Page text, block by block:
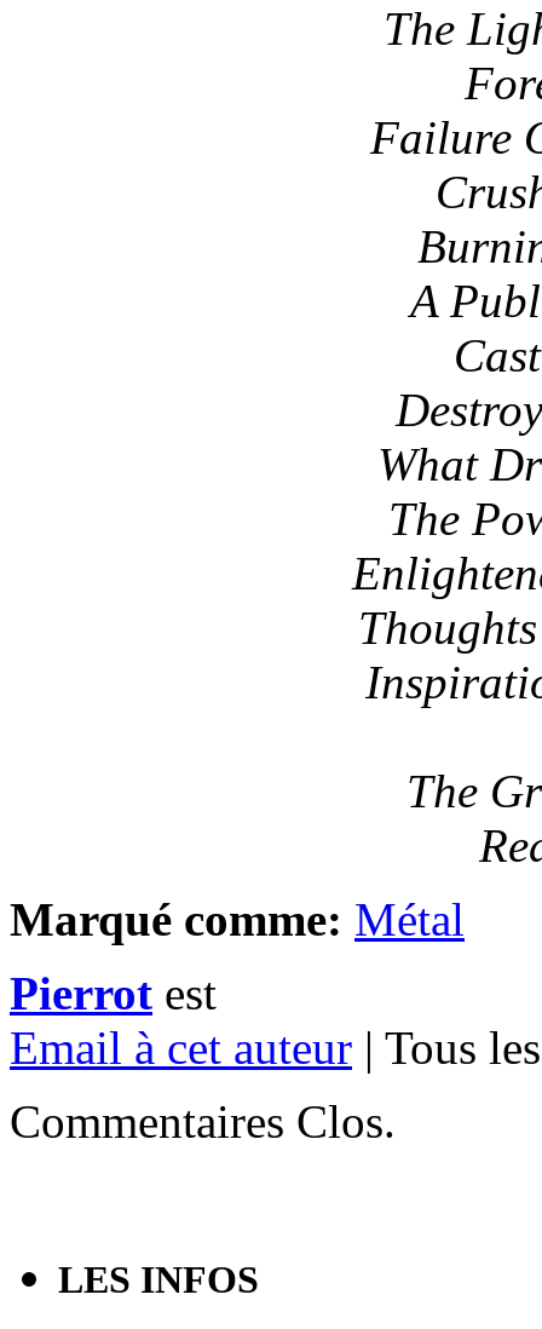
The
Failure
A
What
The
The
Marqué comme: Métal
Pierrot est
Email à cet auteur | Tous
Commentaires Clos.
LES INFOS